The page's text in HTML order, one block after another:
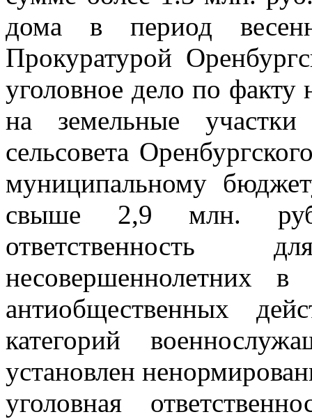
дома в период
Прокуратурой
уголовное дело по факту
на земельные
сельсовета
муниципальному
свыше 2,9 млн.
несовершеннолетних
антиобщественных
категорий
установлен
уголовная